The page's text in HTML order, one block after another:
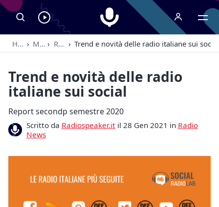
Ascolta
RadioSpeaker
in
Radiospeaker.it
Home › Magazine › Radio News › Trend e novità delle radio italiane sui social
Trend e novità delle radio
italiane sui social
Report secondp semestre 2020
Scritto da Radiospeaker.itil 28 Gen 2021 in Radio
News